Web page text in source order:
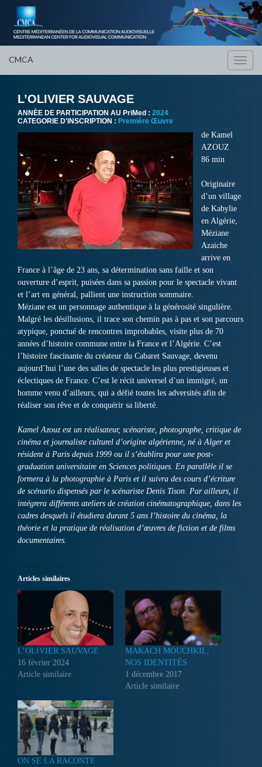
CMCA
L’OLIVIER SAUVAGE
ANNÈE DE PARTICIPATION AU PriMed : 2024
CATEGORIE D'INSCRIPTION : Première Œuvre
de Kamel
AZOUZ
86 min
Originaire
d’un village
de Kabylie
en Algérie,
Méziane
Azaiche
arrive en
France à l’âge de 23 ans, sa détermination sans faille et son
ouverture d’esprit, puisées dans sa passion pour le spectacle vivant
et l’art en général, pallient une instruction sommaire.
Méziane est un personnage authentique à la générosité singulière.
Malgré les désillusions, il trace son chemin pas à pas et son parcours
atypique, ponctué de rencontres improbables, visite plus de 70
années d’histoire commune entre la France et l’Algérie. C’est
l’histoire fascinante du créateur du Cabaret Sauvage, devenu
aujourd’hui l’une des salles de spectacle les plus prestigieuses et
éclectiques de France. C’est le récit universel d’un immigré, un
homme venu d’ailleurs, qui a défié toutes les adversités afin de
réaliser son rêve et de conquérir sa liberté.
Kamel Azouz est un réalisateur, scénariste, photographe, critique de
cinéma et journaliste culturel d’origine algérienne, né à Alger et
résident à Paris depuis 1999 ou il s’établira pour une post-
graduation universitaire en Sciences politiques. En parallèle il se
formera à la photographie à Paris et il suivra des cours d’écriture
de scénario dispensés par le scénariste Denis Tison. Par ailleurs, il
intégrera différents ateliers de création cinématographique, dans les
cadres desquels il étudiera durant 5 ans l’histoire du cinéma, la
théorie et la pratique de réalisation d’œuvres de fiction et de films
documentaires.
Articles similaires
L’OLIVIER SAUVAGE
16 février 2024
Article similaire
MAKACH MOUCHKIL,
NOS IDENTITÉS
1 décembre 2017
Article similaire
ON SE LA RACONTE